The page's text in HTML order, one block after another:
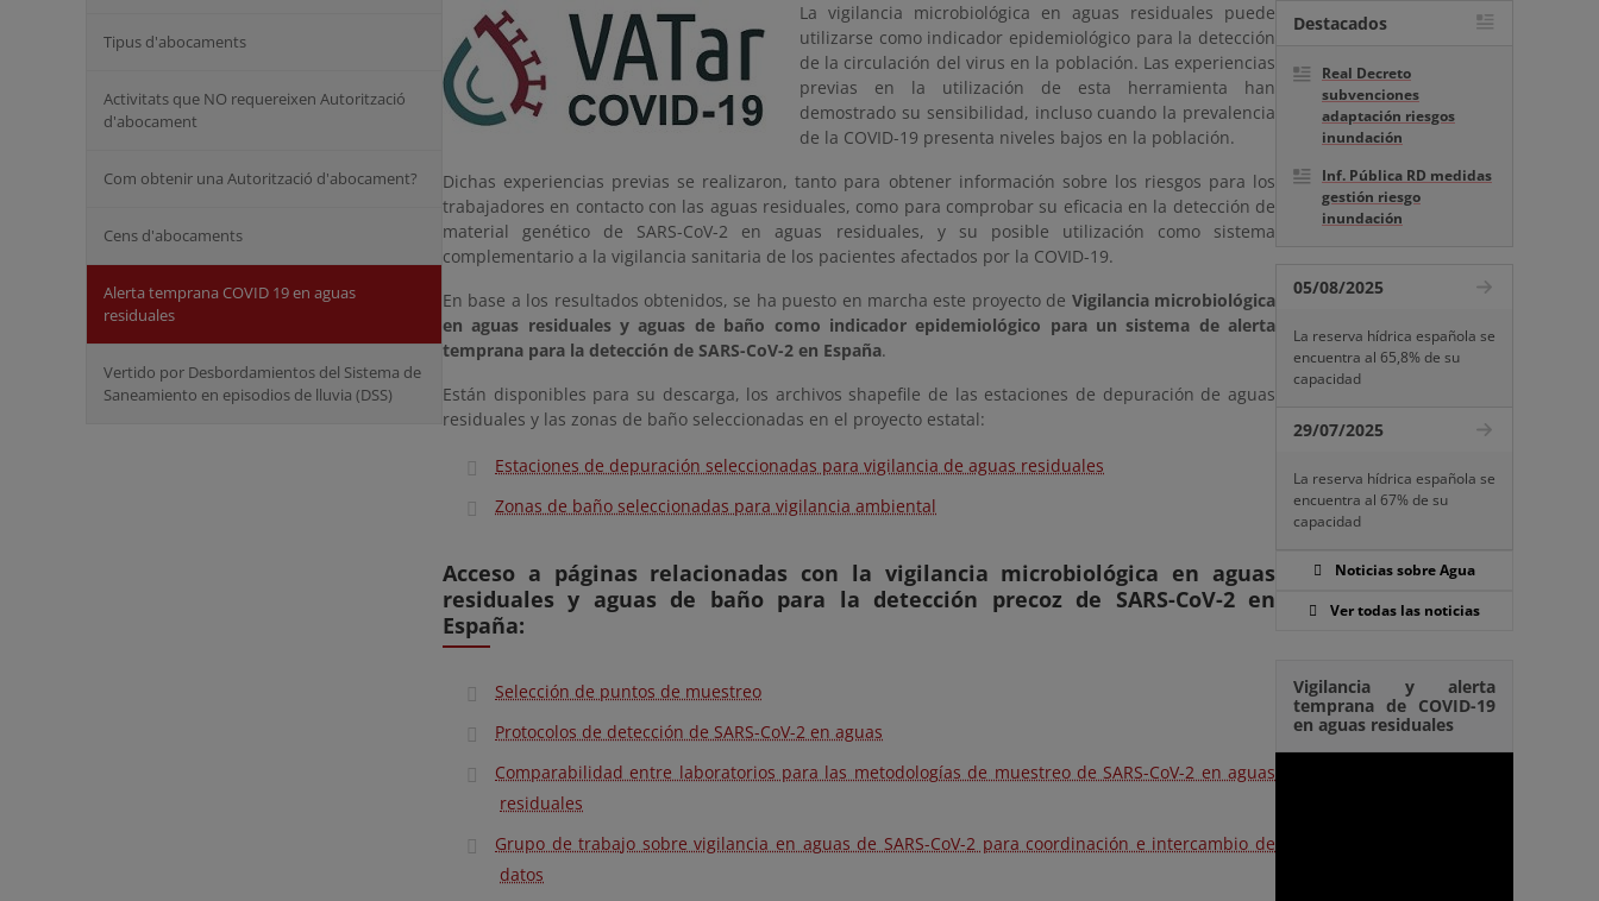
Tipus d'abocaments
Activitats que NO requereixen Autorització
d'abocament
Com obtenir una Autorització d'abocament?
Cens d'abocaments
Alerta temprana COVID 19 en aguas
residuales
Vertido por Desbordamientos del Sistema de
Saneamiento en episodios de lluvia (DSS)
La vigilancia microbiológica en aguas residuales puede
utilizarse como indicador epidemiológico para la detección
de la circulación del virus en la población. Las experiencias
previas en la utilización de esta herramienta han
demostrado su sensibilidad, incluso cuando la prevalencia
de la COVID-19 presenta niveles bajos en la población.
Dichas experiencias previas se realizaron, tanto para obtener información sobre los riesgos para los
trabajadores en contacto con las aguas residuales, como para comprobar su eficacia en la detección de
material genético de SARS-CoV-2 en aguas residuales, y su posible utilización como sistema
complementario a la vigilancia sanitaria de los pacientes afectados por la COVID-19.
En base a los resultados obtenidos, se ha puesto en marcha este proyecto de Vigilancia microbiológica
en aguas residuales y aguas de baño como indicador epidemiológico para un sistema de alerta
temprana para la detección de SARS-CoV-2 en España.
Están disponibles para su descarga, los archivos shapefile de las estaciones de depuración de aguas
residuales y las zonas de baño seleccionadas en el proyecto estatal:
Estaciones de depuración seleccionadas para vigilancia de aguas residuales
Zonas de baño seleccionadas para vigilancia ambiental
Acceso a páginas relacionadas con la vigilancia microbiológica en aguas
residuales y aguas de baño para la detección precoz de SARS-CoV-2 en
España:
Selección de puntos de muestreo
Protocolos de detección de SARS-CoV-2 en aguas
Comparabilidad entre laboratorios para las metodologías de muestreo de SARS-CoV-2 en aguas
residuales
Grupo de trabajo sobre vigilancia en aguas de SARS-CoV-2 para coordinación e intercambio de
datos
Destacados
Real Decreto
subvenciones
adaptación riesgos
inundación
Inf. Pública RD medidas
gestión riesgo
inundación
05/08/2025
La reserva hídrica española se
encuentra al 65,8% de su
capacidad
29/07/2025
La reserva hídrica española se
encuentra al 67% de su
capacidad
Noticias sobre Agua
Ver todas las noticias
Vigilancia y alerta
temprana de COVID-19
en aguas residuales